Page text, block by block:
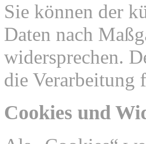
Sie können der
Daten nach
widersprechen.
die Verarbeitung
Cookies und